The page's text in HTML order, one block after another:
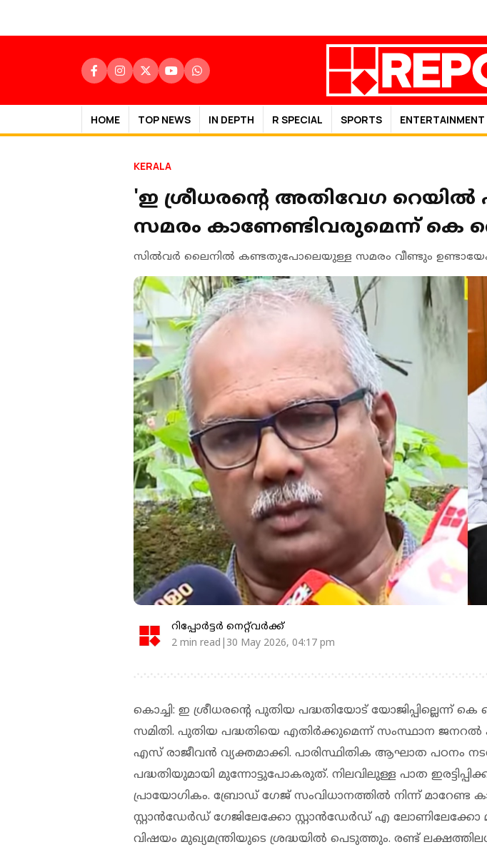
HOME TOP NEWS IN DEPTH R SPECIAL SPORTS ENTERTAINMENT
KERALA
'ഇ ശ്രീധരൻ്റെ അതിവേഗ റെയില്‍
സമരം കാണേണ്ടിവരുമെന്ന് കെ
സില്‍വര്‍ ലൈനില്‍ കണ്ടതുപോലെയുള്ള സമരം വീണ്ടും
റിപ്പോർട്ടർ നെറ്റ്‌വര്‍ക്ക്‌
2 min read|30 May 2026, 04:17 pm
കൊച്ചി: ഇ ശ്രീധരന്റെ പുതിയ പദ്ധതിയോട് യോജിപ്പില്ലെന്ന് കെ
സമിതി. പുതിയ പദ്ധതിയെ എതിര്‍ക്കുമെന്ന് സംസ്ഥാന
എസ് രാജീവന്‍ വ്യക്തമാക്കി. പാരിസ്ഥിതിക ആഘാത പഠനം
പദ്ധതിയുമായി മുന്നോട്ടുപോകരുത്. നിലവിലുള്ള പാത
പ്രായോഗികം. ബ്രോഡ് ഗേജ് സംവിധാനത്തില്‍ നിന്ന് മാറേണ്ട
സ്റ്റാന്‍ഡേര്‍ഡ് ഗേജിലേക്കോ സ്റ്റാന്‍ഡേര്‍ഡ് എ ലോണിലേക്കോ
വിഷയം മുഖ്യമന്ത്രിയുടെ ശ്രദ്ധയില്‍ പെടുത്തും. രണ്ട്